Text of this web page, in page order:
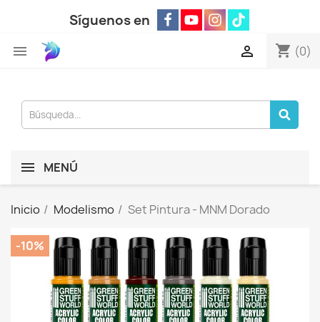
Síguenos en
 shopping_cart (0)

MENÚ
Inicio Modelismo Set Pintura - MNM Dorado
-10%